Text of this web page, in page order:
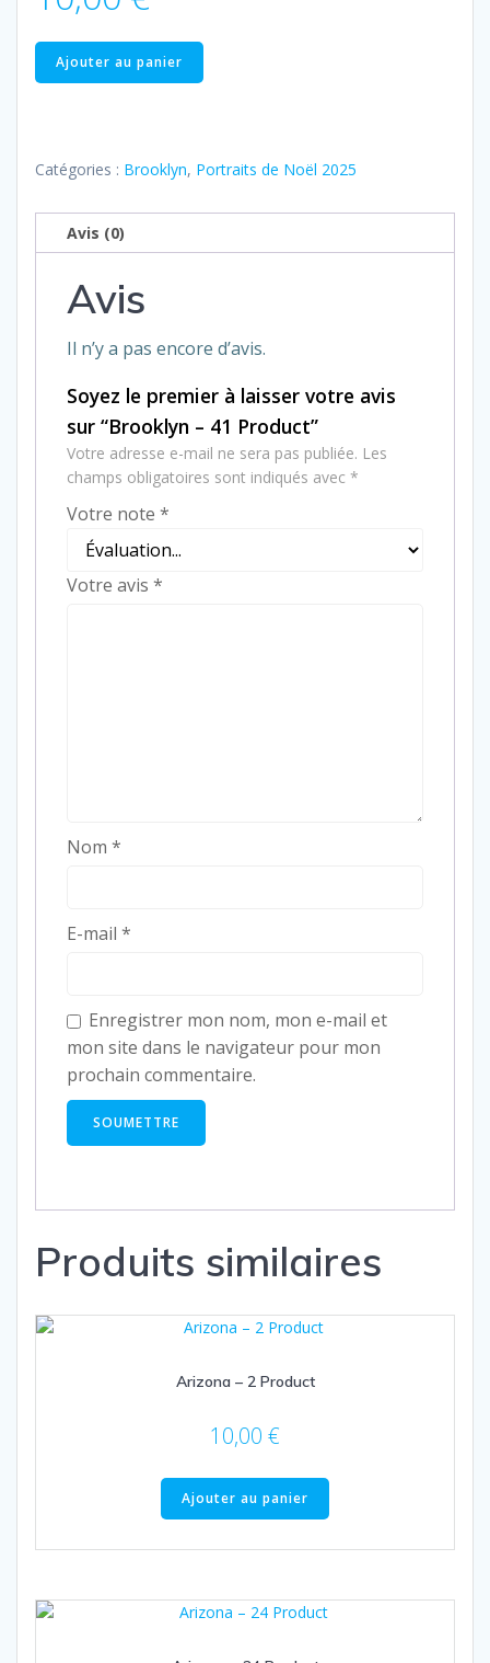
quantité
de
41
Ajouter au panier
Catégories : Brooklyn, Portraits de Noël 2025
Avis (0)
Avis
Il n’y a pas encore d’avis.
Soyez le premier à laisser votre avis
sur “Brooklyn – 41 Product”
Votre adresse e-mail ne sera pas publiée. Les
champs obligatoires sont indiqués avec *
Votre note *
Votre avis *
Nom *
E-mail *
Enregistrer mon nom, mon e-mail et
mon site dans le navigateur pour mon
prochain commentaire.
Produits similaires
Arizona – 2 Product
10,00 €
Ajouter au panier